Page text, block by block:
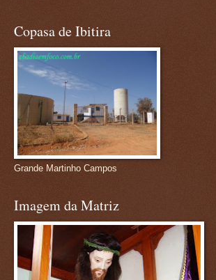
Copasa de Ibitira
Grande Martinho Campos
Imagem da Matriz